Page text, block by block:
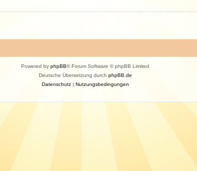
Powered by phpBB® Forum Software © phpBB Limited
Deutsche Übersetzung durch phpBB.de
Datenschutz| Nutzungsbedingungen